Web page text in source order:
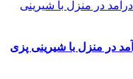
در منزل با شیرینی پزی